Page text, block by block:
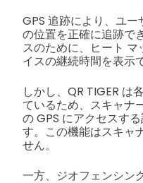
GPS 追跡により、ユ
の位置を正確に追跡で
スのために、ヒート
イスの継続時間を表示
しかし、QR TIGER は
ているため、スキャナ
の GPS にアクセスす
す。この機能はスキャ
せん。
一方、ジオフェンシン